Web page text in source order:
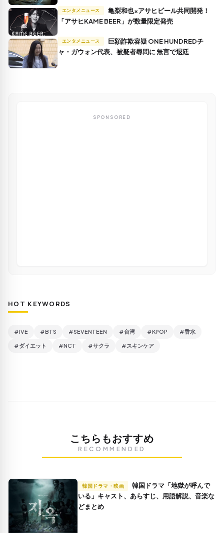
エンタメニュース
「アサヒKAME BEER」が数量限定発売
エンタメニュース
ャ・ガウォン代表、被疑者尋問に 無言で退廷
SPONSORED
HOT KEYWORDS
#IVE #BTS #SEVENTEEN #台湾 #KPOP #香水
#ダイエット #NCT #サクラ #スキンケア
こちらもおすすめ
RECOMMENDED
韓国ドラマ・映画
いる」キャスト、あらすじ、用語解説、音楽な
どまとめ